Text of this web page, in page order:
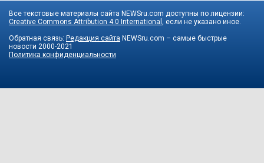
Все текстовые материалы сайта NEWSru.com доступны по лицензии:
Creative Commons Attribution 4.0 International , если не указано иное.
Обратная связь: Редакция сайта NEWSru.com – самые быстрые
новости 2000-2021
Политика конфиденциальности